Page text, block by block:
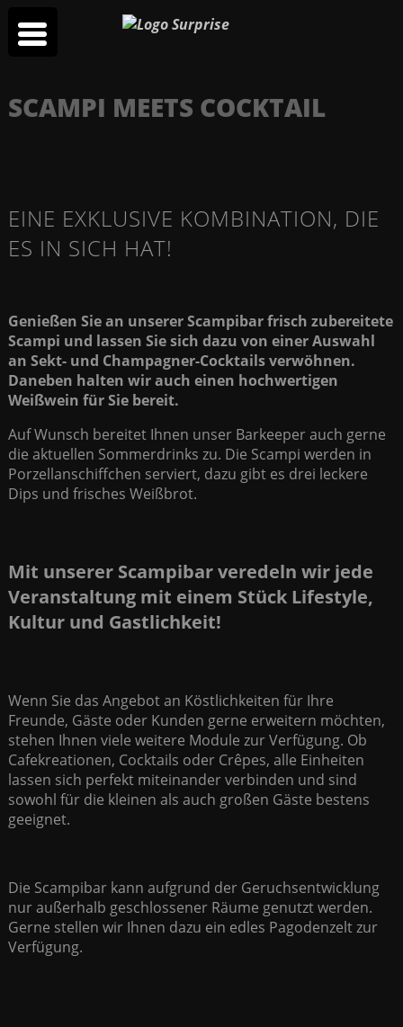
SCAMPI MEETS COCKTAIL
EINE EXKLUSIVE KOMBINATION, DIE
ES IN SICH HAT!
Genießen Sie an unserer Scampibar frisch zubereitete
Scampi und lassen Sie sich dazu von einer Auswahl
an Sekt- und Champagner-Cocktails verwöhnen.
Daneben halten wir auch einen hochwertigen
Weißwein für Sie bereit.
Auf Wunsch bereitet Ihnen unser Barkeeper auch gerne
die aktuellen Sommerdrinks zu. Die Scampi werden in
Porzellanschiffchen serviert, dazu gibt es drei leckere
Dips und frisches Weißbrot.
Mit unserer Scampibar veredeln wir jede
Veranstaltung mit einem Stück Lifestyle,
Kultur und Gastlichkeit!
Wenn Sie das Angebot an Köstlichkeiten für Ihre
Freunde, Gäste oder Kunden gerne erweitern möchten,
stehen Ihnen viele weitere Module zur Verfügung. Ob
Cafekreationen, Cocktails oder Crêpes, alle Einheiten
lassen sich perfekt miteinander verbinden und sind
sowohl für die kleinen als auch großen Gäste bestens
geeignet.
Die Scampibar kann aufgrund der Geruchsentwicklung
nur außerhalb geschlossener Räume genutzt werden.
Gerne stellen wir Ihnen dazu ein edles Pagodenzelt zur
Verfügung.